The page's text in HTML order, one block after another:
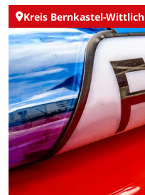
Kreis Bernkastel-Wittlich